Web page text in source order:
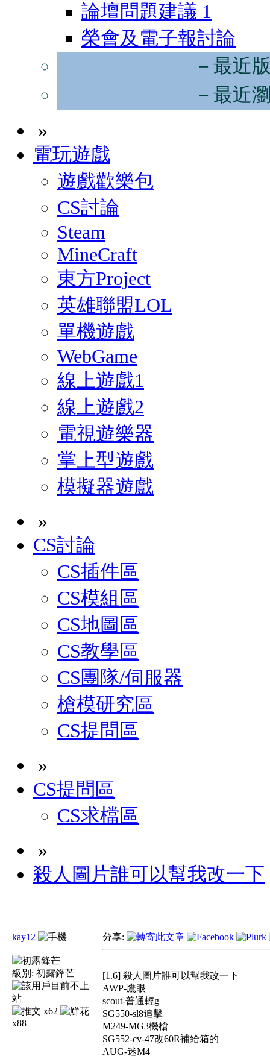
論壇問題建議 1
榮會及電子報討論
－最近
－最近
»
電玩遊戲
遊戲歡樂包
CS討論
Steam
MineCraft
東方Project
英雄聯盟LOL
單機遊戲
WebGame
線上遊戲1
線上遊戲2
電視遊樂器
掌上型遊戲
模擬器遊戲
»
CS討論
CS插件區
CS模組區
CS地圖區
CS教學區
CS團隊/伺服器
槍模研究區
CS提問區
»
CS提問區
CS求檔區
»
殺人圖片誰可以幫我改一下
kay12
級別: 初露鋒芒
x62
x88
分享:
[1.6] 殺人圖片誰可以幫我改一下
AWP-鷹眼
scout-普通輕g
SG550-sl8追擊
M249-MG3機槍
SG552-cv-47改60R補給箱的
AUG-迷M4